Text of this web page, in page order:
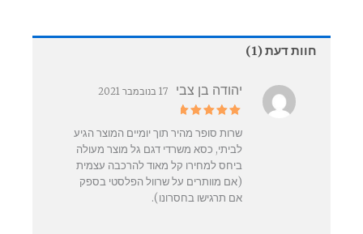
חוות דעת (1)
מתוך 5
יהודה בן צבי 17 בנובמבר 2021
שרות סופר מהיר תוך יומיים המוצר הגיע
לביתי, כסא משרדי דגם גל מוצר מעולה
ביחס למחירו קל מאוד להרכבה עצמית
(אם מוותרים על שרוול הפלסטי בספק
אם תרגישו בחסרונו).